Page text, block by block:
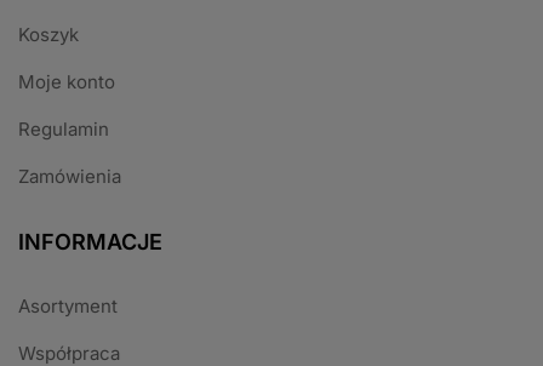
Koszyk
Moje konto
Regulamin
Zamówienia
INFORMACJE
Asortyment
Współpraca